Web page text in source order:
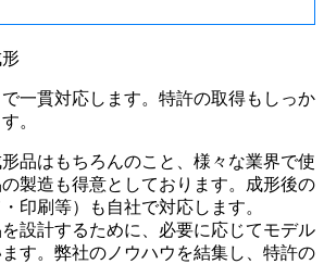
一貫対応します。特許の取得もしっか
。
品はもちろんのこと、様々な業界で使
製造も得意としております。成形後の
印刷等）も自社で対応します。
設計するために、必要に応じてモデル
す。弊社のノウハウを結集し、特許の